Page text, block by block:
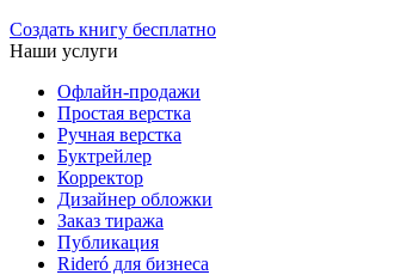
Создать книгу бесплатно
Наши услуги
Офлайн-продажи
Простая верстка
Ручная верстка
Буктрейлер
Корректор
Дизайнер обложки
Заказ тиража
Публикация
Rideró для бизнеса